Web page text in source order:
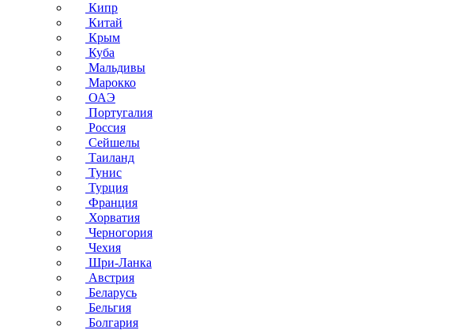
Кипр
Китай
Крым
Куба
Мальдивы
Марокко
ОАЭ
Португалия
Россия
Сейшелы
Таиланд
Тунис
Турция
Франция
Хорватия
Черногория
Чехия
Шри-Ланка
Австрия
Беларусь
Бельгия
Болгария